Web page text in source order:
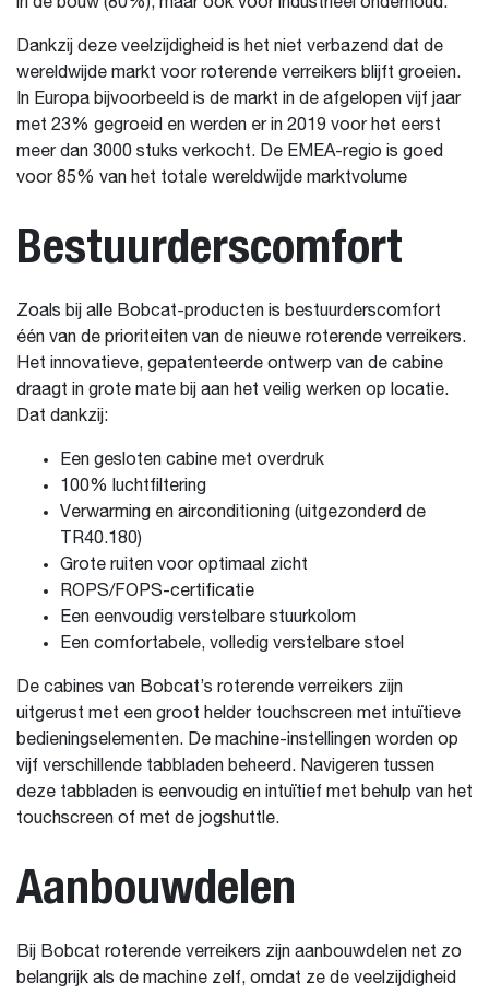
Dankzij deze veelzijdigheid is het niet verbazend dat de
wereldwijde markt voor roterende verreikers blijft groeien.
In Europa bijvoorbeeld is de markt in de afgelopen vijf jaar
met 23% gegroeid en werden er in 2019 voor het eerst
meer dan 3000 stuks verkocht. De EMEA-regio is goed
voor 85% van het totale wereldwijde marktvolume
Bestuurderscomfort
Zoals bij alle Bobcat-producten is bestuurderscomfort
één van de prioriteiten van de nieuwe roterende verreikers.
Het innovatieve, gepatenteerde ontwerp van de cabine
draagt in grote mate bij aan het veilig werken op locatie.
Dat dankzij:
Een gesloten cabine met overdruk
100% luchtfiltering
Verwarming en airconditioning (uitgezonderd de
TR40.180)
Grote ruiten voor optimaal zicht
ROPS/FOPS-certificatie
Een eenvoudig verstelbare stuurkolom
Een comfortabele, volledig verstelbare stoel
De cabines van Bobcat’s roterende verreikers zijn
uitgerust met een groot helder touchscreen met intuïtieve
bedieningselementen. De machine-instellingen worden op
vijf verschillende tabbladen beheerd. Navigeren tussen
deze tabbladen is eenvoudig en intuïtief met behulp van het
touchscreen of met de jogshuttle.
Aanbouwdelen
Bij Bobcat roterende verreikers zijn aanbouwdelen net zo
belangrijk als de machine zelf, omdat ze de veelzijdigheid